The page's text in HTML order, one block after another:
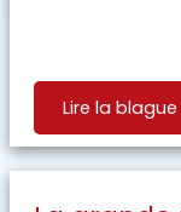
Lire la blague